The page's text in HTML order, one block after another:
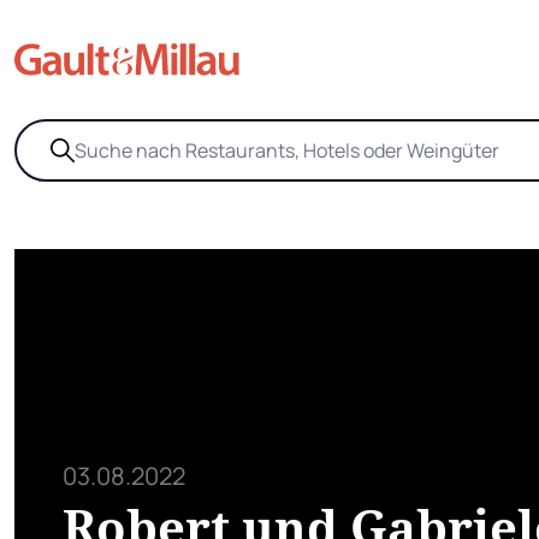
03.08.2022